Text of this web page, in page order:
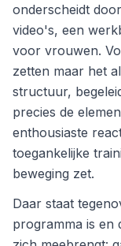
onderscheidt
video's, een
voor vrouwen.
zetten maar het
structuur,
precies de
enthousiaste
toegankelijke
beweging zet.
Daar staat
programma is en